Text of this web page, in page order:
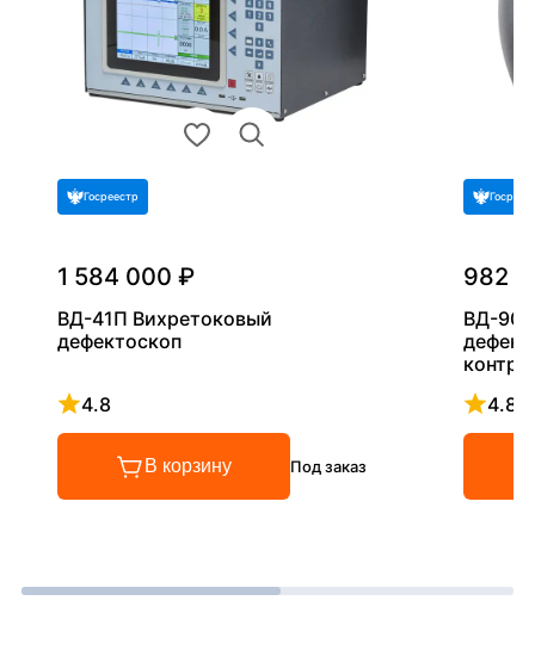
Госреестр
1 584 000 ₽
ВД-41П Вихретоковый
дефектоскоп
4.8
Рейтинг 4.8 из 5
В корзину Под заказ
982
ВД-
4.8